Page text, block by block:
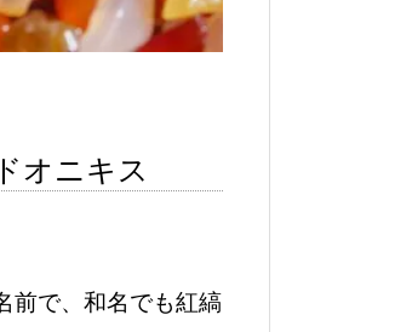
オニキス
前で、和名でも紅縞